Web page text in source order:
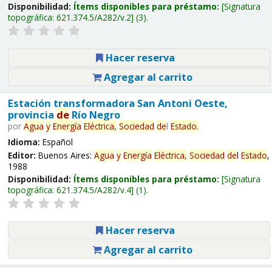
Disponibilidad: Ítems disponibles para préstamo: Signatura
topográfica: 621.374.5/A282/v.2 (3).
Hacer reserva
Agregar al carrito
Estación transformadora San Antoni Oeste,
provincia deRío Negro
por Agua y Energía Eléctrica, Sociedad del Estado.
Idioma: Español
Editor: Buenos Aires: Agua y Energía Eléctrica, Sociedad del Estado,
1988
Disponibilidad: Ítems disponibles para préstamo: Signatura
topográfica: 621.374.5/A282/v.4 (1).
Hacer reserva
Agregar al carrito